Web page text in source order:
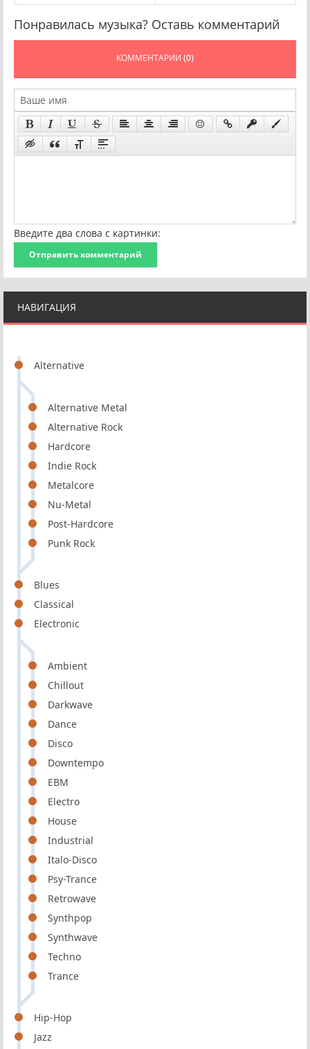
НАВИГАЦИЯ
Alternative
Alternative Metal
Alternative Rock
Hardcore
Indie Rock
Metalcore
Nu-Metal
Post-Hardcore
Punk Rock
Blues
Classical
Electronic
Ambient
Chillout
Darkwave
Dance
Disco
Downtempo
EBM
Electro
House
Industrial
Italo-Disco
Psy-Trance
Retrowave
Synthpop
Synthwave
Techno
Trance
Hip-Hop
Jazz
Понравилась музыка? Оставь комментарий
КОММЕНТАРИИ (0)
Введите два слова с картинки:
Отправить комментарий